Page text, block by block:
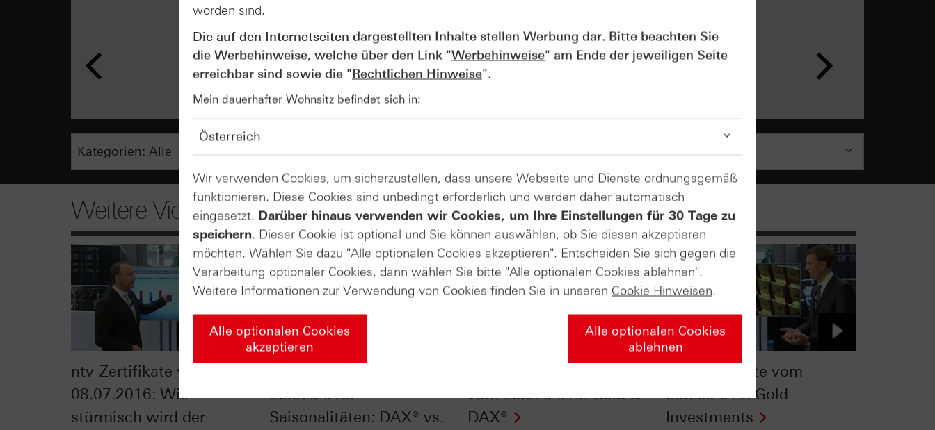
AUGUST
07
Wie lange bleibt der DAX® in
Rekordlaune? - ntv Zertifikate
07.08.26
Weitere Videos
ntv-Zertifikate vom
08.07.2016: Wie
stürmisch wird der
06.07.2016:
Saisonalitäten: DAX® vs.
vom 05.07.2016: Gold &
DAX®
ntv-Zertifikate vom
30.06.2016: Gold-
Investments
worden sind.
Die auf den Internetseiten dargestellten Inhalte stellen Werbung dar. Bitte beachten Sie
die Werbehinweise, welche über den Link "Werbehinweise" am Ende der jeweiligen Seite
erreichbar sind sowie die "Rechtlichen Hinweise".
Mein dauerhafter Wohnsitz befindet sich in:
Wir verwenden Cookies, um sicherzustellen, dass unsere Webseite und Dienste ordnungsgemäß
funktionieren. Diese Cookies sind unbedingt erforderlich und werden daher automatisch
eingesetzt. Darüber hinaus verwenden wir Cookies, um Ihre Einstellungen für 30 Tage zu
speichern. Dieser Cookie ist optional und Sie können auswählen, ob Sie diesen akzeptieren
möchten. Wählen Sie dazu "Alle optionalen Cookies akzeptieren". Entscheiden Sie sich gegen die
Verarbeitung optionaler Cookies, dann wählen Sie bitte "Alle optionalen Cookies ablehnen".
Weitere Informationen zur Verwendung von Cookies finden Sie in unseren Cookie Hinweisen.
Alle optionalen Cookies
akzeptieren
Alle optionalen Cookies
ablehnen